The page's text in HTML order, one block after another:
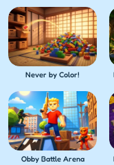
Never by Color!
Obby Battle Arena